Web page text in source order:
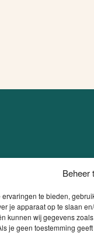
Beheer
ervaringen te bieden,
je apparaat op te slaan
kunnen wij gegevens
je geen toestemming